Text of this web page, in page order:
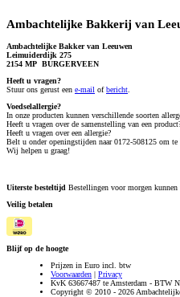
Ambachtelijke Bakkerij van
Ambachtelijke Bakker van Leeuwen
Leimuiderdijk 275
2154 MP BURGERVEEN
Heeft u vragen?
Stuur ons gerust een e-mail ofbericht
Voedselallergie?
In onze producten kunnen verschillende soorten
Heeft u vragen over de samenstelling van een
Heeft u vragen over een allergie?
Belt u onder openingstijden naar 0172-508125 om
Wij helpen u graag!
Uiterste besteltijd Bestellingen voor morgen
Veilig betalen
Blijf op de hoogte
Prijzen in Euro incl. btw
Voorwaarden | Privacy
KvK 63667487 te Amsterdam - BTW
Copyright © 2010 - 2026